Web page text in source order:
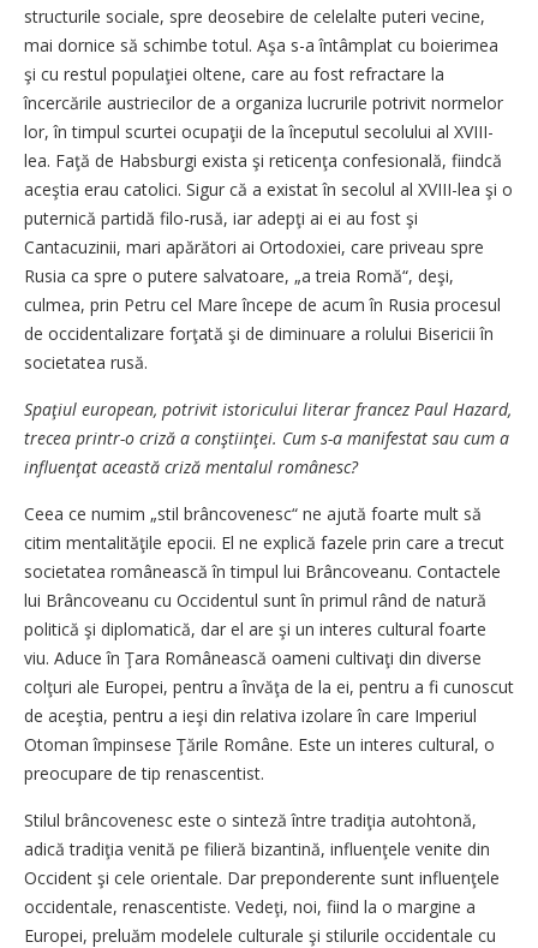
structurile sociale, spre deosebire de celelalte puteri vecine,
mai dornice să schimbe totul. Aşa s-a întâmplat cu boierimea
şi cu restul populaţiei oltene, care au fost refractare la
încercările austriecilor de a organiza lucrurile potrivit normelor
lor, în timpul scurtei ocupaţii de la începutul secolului al XVIII-
lea. Faţă de Habsburgi exista şi reticenţa confesională, fiindcă
aceştia erau catolici. Sigur că a existat în secolul al XVIII-lea şi o
puternică partidă filo-rusă, iar adepţi ai ei au fost şi
Cantacuzinii, mari apărători ai Ortodoxiei, care priveau spre
Rusia ca spre o putere salvatoare, „a treia Romă“, deşi,
culmea, prin Petru cel Mare începe de acum în Rusia procesul
de occidentalizare forţată şi de diminuare a rolului Bisericii în
societatea rusă.
Spaţiul european, potrivit istoricului literar francez Paul Hazard,
trecea printr-o criză a conştiinţei. Cum s-a manifestat sau cum a
influenţat această criză mentalul românesc?
Ceea ce numim „stil brâncovenesc“ ne ajută foarte mult să
citim mentalităţile epocii. El ne explică fazele prin care a trecut
societatea românească în timpul lui Brâncoveanu. Contactele
lui Brâncoveanu cu Occidentul sunt în primul rând de natură
politică şi diplomatică, dar el are şi un interes cultural foarte
viu. Aduce în Ţara Românească oameni cultivaţi din diverse
colţuri ale Europei, pentru a învăţa de la ei, pentru a fi cunoscut
de aceştia, pentru a ieşi din relativa izolare în care Imperiul
Otoman împinsese Ţările Române. Este un interes cultural, o
preocupare de tip renascentist.
Stilul brâncovenesc este o sinteză între tradiţia autohtonă,
adică tradiţia venită pe filieră bizantină, influenţele venite din
Occident şi cele orientale. Dar preponderente sunt influenţele
occidentale, renascentiste. Vedeţi, noi, fiind la o margine a
Europei, preluăm modelele culturale şi stilurile occidentale cu